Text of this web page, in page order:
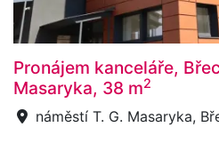
Pronájem kanceláře,
Masaryka, 38 m2
náměstí T. G. Masaryka,